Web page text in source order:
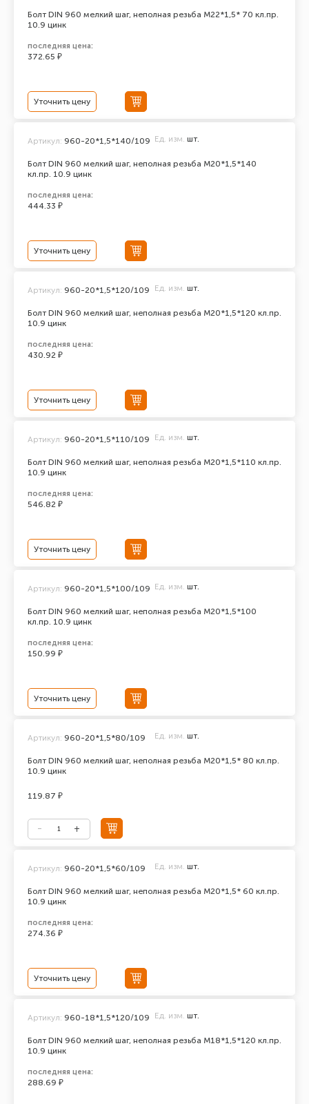
Болт DIN 960 мелкий шаг, неполная резьба M22*1,5* 70 кл.пр.
10.9 цинк
последняя цена:
372.65 ₽
Уточнить цену
Болт DIN 960 мелкий шаг, неполная резьба M20*1,5*140
кл.пр. 10.9 цинк
Артикул: 960-20*1,5*140/109 Ед. изм. шт.
последняя цена:
444.33 ₽
Уточнить цену
Болт DIN 960 мелкий шаг, неполная резьба M20*1,5*120 кл.пр.
10.9 цинк
Артикул: 960-20*1,5*120/109 Ед. изм. шт.
последняя цена:
430.92 ₽
Уточнить цену
Болт DIN 960 мелкий шаг, неполная резьба M20*1,5*110 кл.пр.
10.9 цинк
Артикул: 960-20*1,5*110/109 Ед. изм. шт.
последняя цена:
546.82 ₽
Уточнить цену
Болт DIN 960 мелкий шаг, неполная резьба M20*1,5*100
кл.пр. 10.9 цинк
Артикул: 960-20*1,5*100/109 Ед. изм. шт.
последняя цена:
150.99 ₽
Уточнить цену
Болт DIN 960 мелкий шаг, неполная резьба M20*1,5* 80 кл.пр.
10.9 цинк
Артикул: 960-20*1,5*80/109 Ед. изм. шт.
119.87 ₽
Болт DIN 960 мелкий шаг, неполная резьба M20*1,5* 60 кл.пр.
10.9 цинк
Артикул: 960-20*1,5*60/109 Ед. изм. шт.
последняя цена:
274.36 ₽
Уточнить цену
Болт DIN 960 мелкий шаг, неполная резьба M18*1,5*120 кл.пр.
10.9 цинк
Артикул: 960-18*1,5*120/109 Ед. изм. шт.
последняя цена:
288.69 ₽